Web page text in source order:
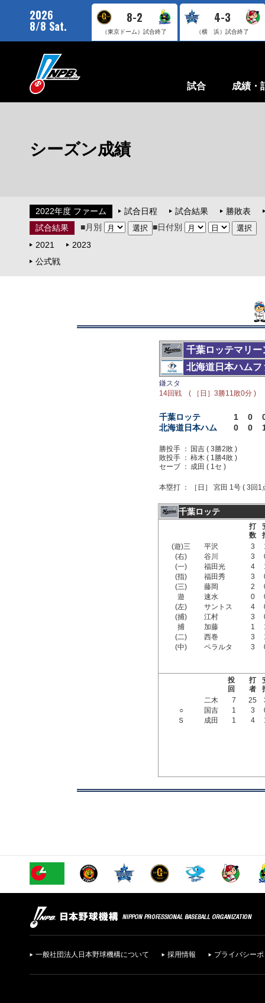
2026
8/8 Sat.
8-2
（東京ドーム）試合終了
4-3
（横 浜）試合終了
試合 成績・
シーズン成績
2022年度 ファーム 試合日程 試合結果
勝敗表
試合結果
■月別
■日付別
2021
2023
公式戦
千葉ロッテマリー
北海道日本ハムフ
鎌スタ
14回戦 ( ［日］3勝11敗0分 )
千葉ロッテ 1 0
北海道日本ハム
0 0
勝投手 ：
国吉 ( 3勝2敗 )
敗投手 ： 柿木 ( 1勝4敗 )
セーブ ： 成田 ( 1セ )
本塁打 ： ［日］ 宮田 1号 ( 3回1
千葉ロッテ
打
数
(遊)三
平沢 3
(右)
谷川 3
(一)
福田光 4
(指)
福田秀 3
(三)
藤岡 2
遊
速水 0
(左)
サントス 4
(捕)
江村 3
捕
加藤 1
(二)
西巻 3
(中)
ペラルタ 3
投
回
打
者
二木
7 25
○
国吉 1 3
Ｓ
成田 1 4
一般社団法人日本野球機構について 採用情報 プライバシー